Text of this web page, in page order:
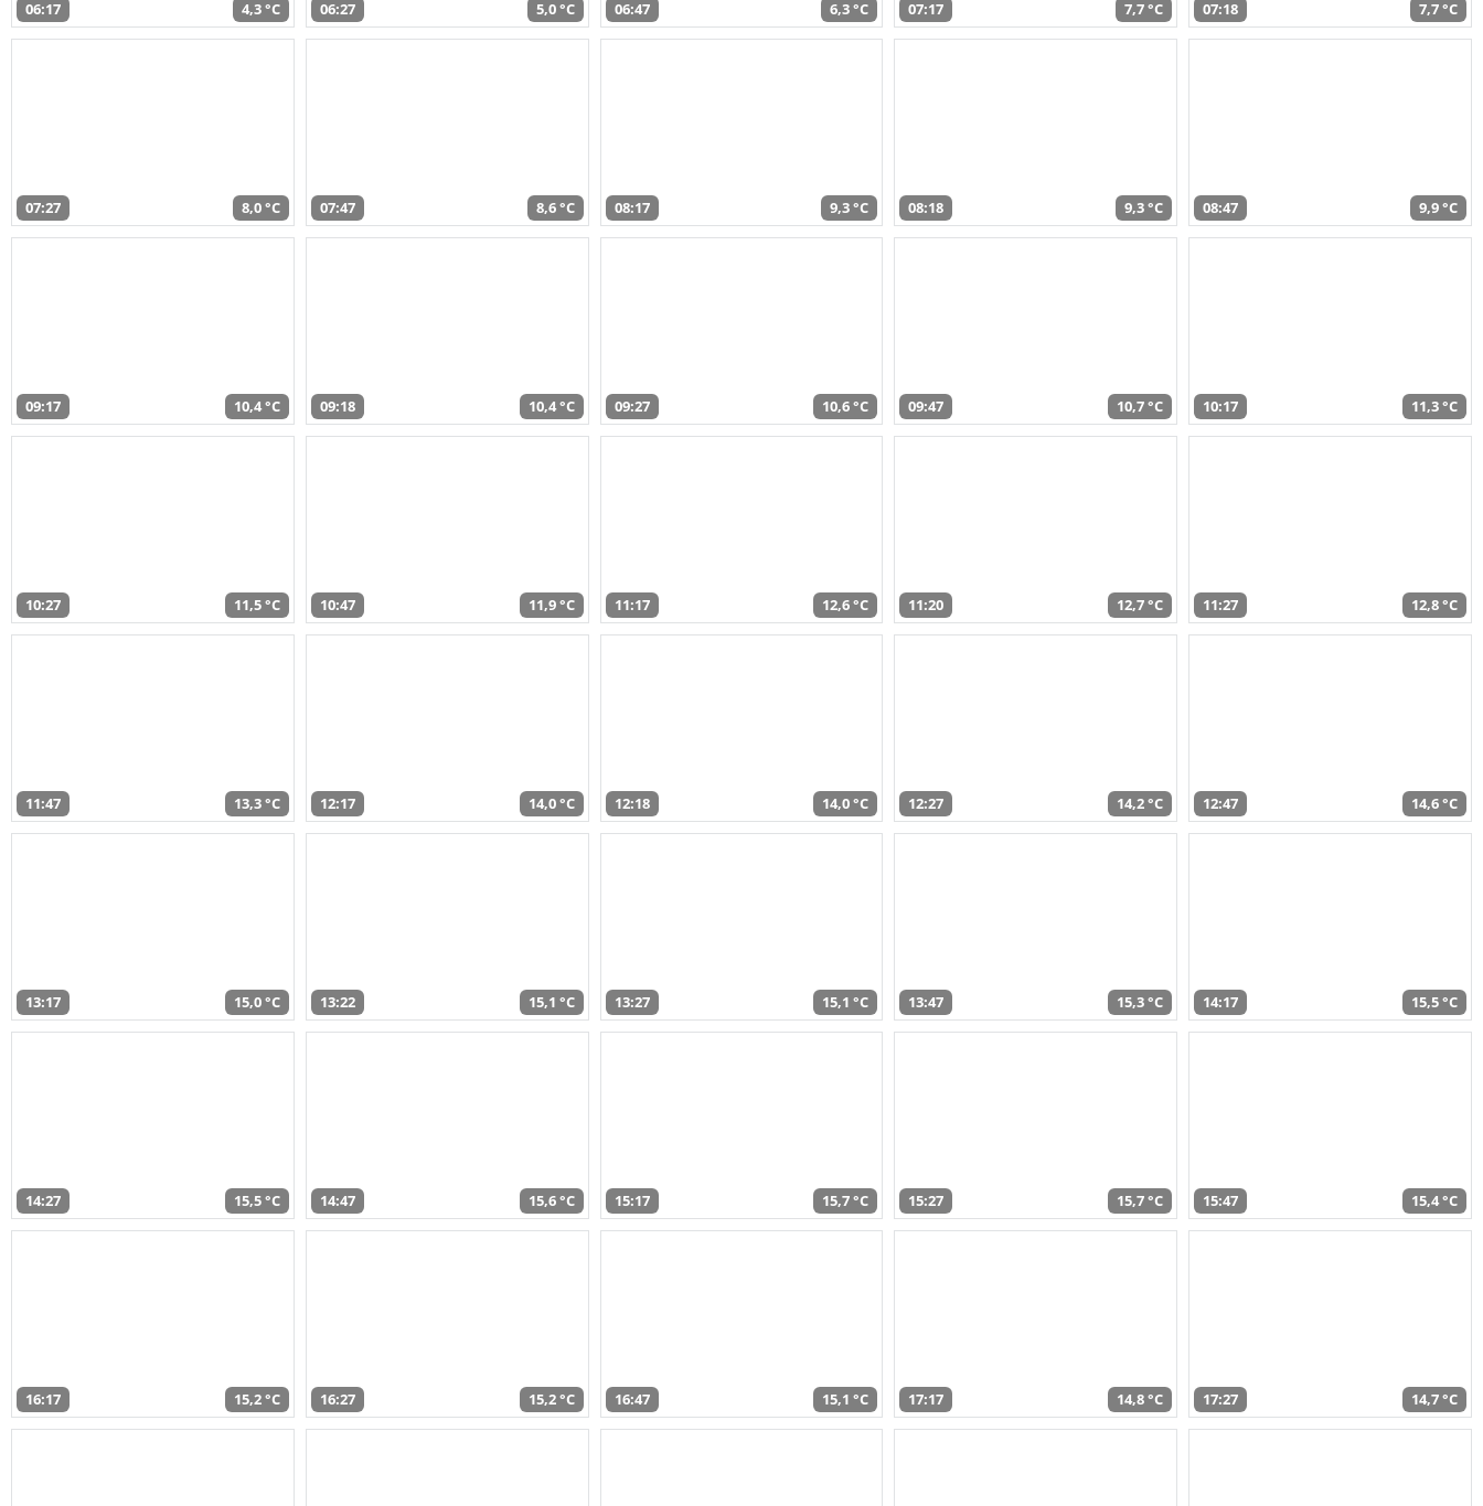
06:17 4,3 °C 06:27 5,0 °C 06:47 6,3 °C 07:17 7,7 °C 07:18 7,7 °C
07:27 8,0 °C 07:47 8,6 °C 08:17 9,3 °C 08:18 9,3 °C 08:47 9,9 °C
09:17 10,4 °C 09:18 10,4 °C 09:27 10,6 °C 09:47 10,7 °C 10:17 11,3 °C
10:27 11,5 °C 10:47 11,9 °C 11:17 12,6 °C 11:20 12,7 °C 11:27 12,8 °C
11:47 13,3 °C 12:17 14,0 °C 12:18 14,0 °C 12:27 14,2 °C 12:47 14,6 °C
13:17 15,0 °C 13:22 15,1 °C 13:27 15,1 °C 13:47 15,3 °C 14:17 15,5 °C
14:27 15,5 °C 14:47 15,6 °C 15:17 15,7 °C 15:27 15,7 °C 15:47 15,4 °C
16:17 15,2 °C 16:27 15,2 °C 16:47 15,1 °C 17:17 14,8 °C 17:27 14,7 °C